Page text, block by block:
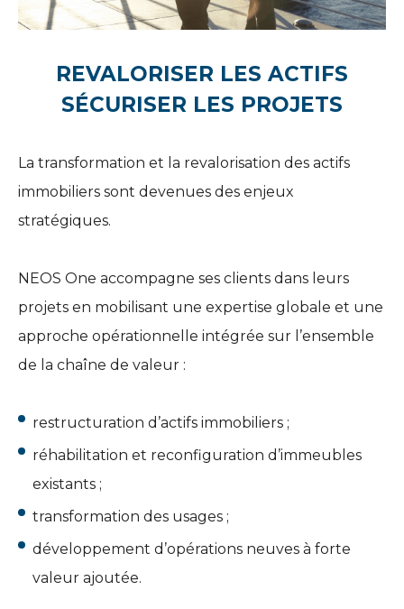
REVALORISER LES ACTIFS
SÉCURISER LES PROJETS
La transformation et la revalorisation des actifs
immobiliers sont devenues des enjeux
stratégiques.
NEOS One accompagne ses clients dans leurs
projets en mobilisant une expertise globale et une
approche opérationnelle intégrée sur l’ensemble
de la chaîne de valeur :
restructuration d’actifs immobiliers ;
réhabilitation et reconfiguration d’immeubles
existants ;
transformation des usages ;
développement d’opérations neuves à forte
valeur ajoutée.